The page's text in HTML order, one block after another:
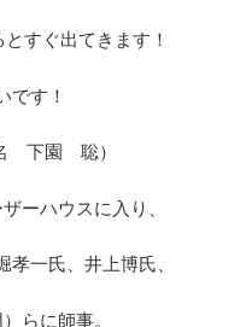
すぐ出てきます！
です！
下園 聡）
ーハウスに入り、
一氏、井上博氏、
らに師事。